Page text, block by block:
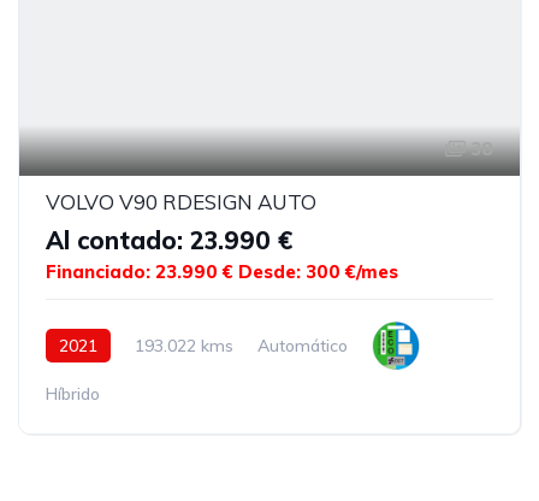
38
VOLVO V90 RDESIGN AUTO
Al contado: 23.990 €
Financiado: 23.990 € Desde: 300 €/mes
2021 193.022 kms Automático
Híbrido